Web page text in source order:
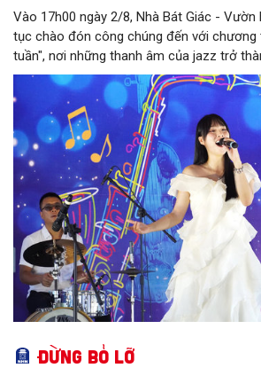
Vào 17h00 ngày 2/8, Nhà Bát Giác - Vườn
tục chào đón công chúng đến với chương
tuần", nơi những thanh âm của jazz trở
nhiều nền văn hóa gặp gỡ trong không
đô. Từ những tác phẩm kinh điển của thế
điệu Việt Nam đậm chất tự sự, chương
trình thưởng thức âm nhạc đa tầng cảm
diện mạo văn hóa của Hà Nội - Thành phố
Đừng bỏ lỡ